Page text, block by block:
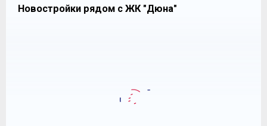
Новостройки рядом с ЖК "Дюна"